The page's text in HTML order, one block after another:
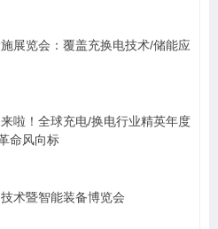
展览会：覆盖充换电技术/储能应
啦！全球充电/换电行业精英年度
命风向标
术暨智能装备博览会